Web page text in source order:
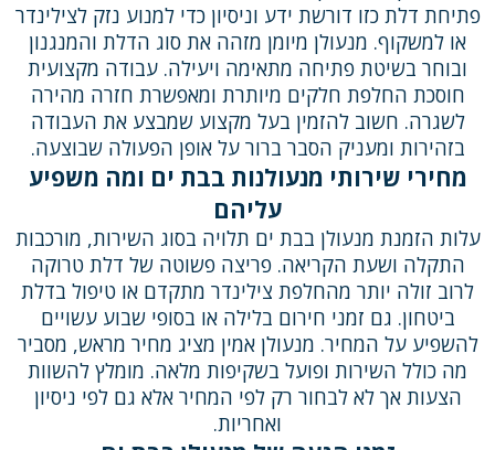
פתיחת דלת כזו דורשת ידע וניסיון כדי למנוע נזק לצילינדר
או למשקוף. מנעולן מיומן מזהה את סוג הדלת והמנגנון
ובוחר בשיטת פתיחה מתאימה ויעילה. עבודה מקצועית
חוסכת החלפת חלקים מיותרת ומאפשרת חזרה מהירה
לשגרה. חשוב להזמין בעל מקצוע שמבצע את העבודה
בזהירות ומעניק הסבר ברור על אופן הפעולה שבוצעה.
מחירי שירותי מנעולנות בבת ים ומה משפיע
עליהם
עלות הזמנת מנעולן בבת ים תלויה בסוג השירות, מורכבות
התקלה ושעת הקריאה. פריצה פשוטה של דלת טרוקה
לרוב זולה יותר מהחלפת צילינדר מתקדם או טיפול בדלת
ביטחון. גם זמני חירום בלילה או בסופי שבוע עשויים
להשפיע על המחיר. מנעולן אמין מציג מחיר מראש, מסביר
מה כולל השירות ופועל בשקיפות מלאה. מומלץ להשוות
הצעות אך לא לבחור רק לפי המחיר אלא גם לפי ניסיון
ואחריות.